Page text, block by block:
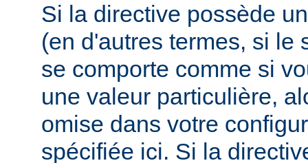
Si la directive possède
(en d'autres termes, si le
se comporte comme si
une valeur particulière,
omise dans votre
spécifiée ici. Si la